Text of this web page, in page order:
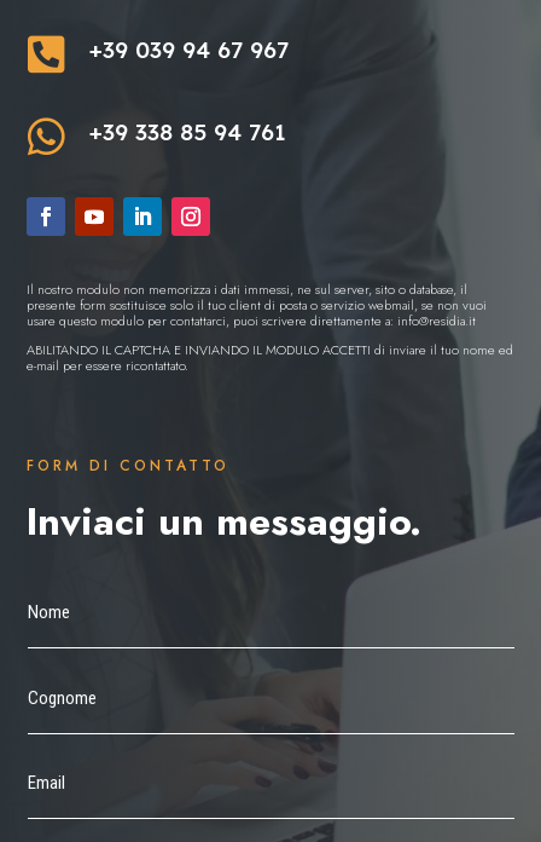
 +39 039 94 67 967
 +39 338 85 94 761
Il nostro modulo non memorizza i dati immessi, ne sul server, sito o database, il
presente form sostituisce solo il tuo client di posta o servizio webmail, se non vuoi
usare questo modulo per contattarci, puoi scrivere direttamente a: info@residia.it
ABILITANDO IL CAPTCHA E INVIANDO IL MODULO ACCETTI di inviare il tuo nome ed
e-mail per essere ricontattato.
FORM DI CONTATTO
Inviaci un messaggio.